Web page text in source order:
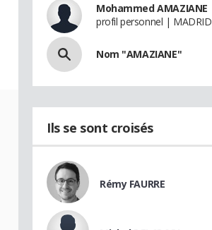
Mohammed AMAZIANE
profil personnel | MADRID
Nom "AMAZIANE"
Ils se sont croisés
Rémy FAURRE